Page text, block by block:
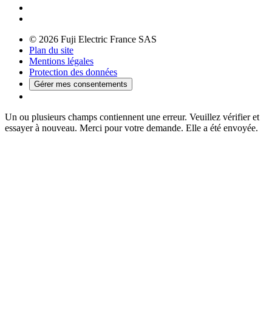
© 2026 Fuji Electric France SAS
Plan du site
Mentions légales
Protection des données
Gérer mes consentements
Un ou plusieurs champs contiennent une erreur. Veuillez vérifier et
essayer à nouveau. Merci pour votre demande. Elle a été envoyée.